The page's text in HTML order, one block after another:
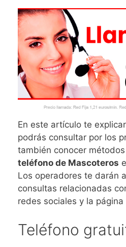
En este artículo te
podrás consultar por los
también conocer
teléfono de Mascoteros
Los operadores te darán
consultas relacionadas
redes sociales y la
Teléfono